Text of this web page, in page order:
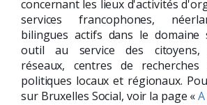
concernant les lieux d'activités
services francophones,
bilingues actifs dans le domaine
outil au service des citoyens,
réseaux, centres de recherches
politiques locaux et régionaux.
sur Bruxelles Social, voir la page «